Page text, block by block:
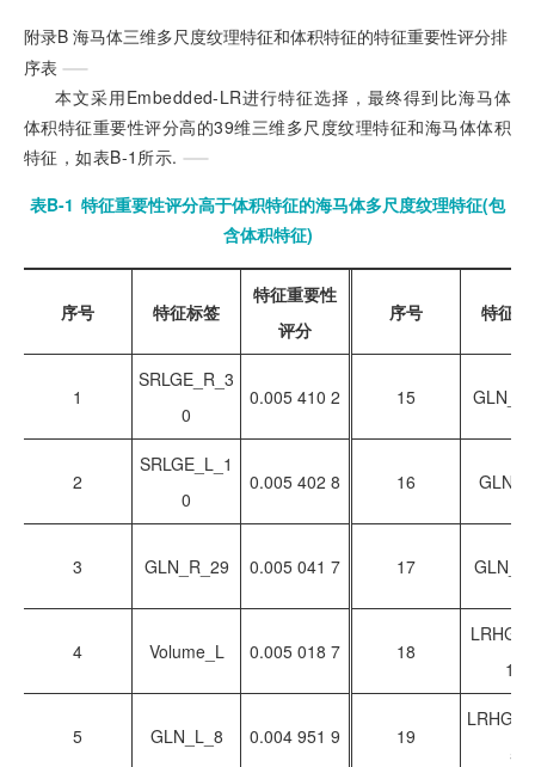
附录B 海马体三维多尺度纹理特征和体积特征的特征重要性评分排
序表
本文采用Embedded-LR进行特征选择，最终得到比海马体
体积特征重要性评分高的39维三维多尺度纹理特征和海马体体积
特征，如表B-1所示.
表B-1 特征重要性评分高于体积特征的海马体多尺度纹理特征(包
含体积特征)
序号 特征标签
特征重要性
评分
序号 特征
1
SRLGE_R_3
0
0.005 410 2 15
2
SRLGE_L_1
0
0.005 402 8 16
3 GLN_R_29 0.005 041 7 17
4 Volume_L 0.005 018 7 18
13
5 GLN_L_8 0.004 951 9 19
5